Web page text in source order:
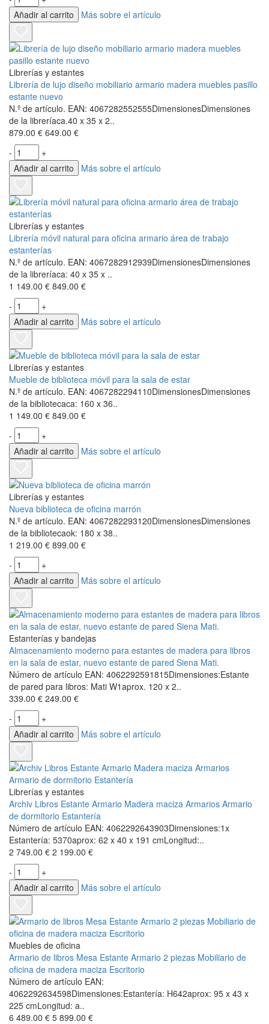
Añadir al carrito
Más sobre el artículo
Librerías y estantes
Librería de lujo diseño mobiliario armario madera muebles pasillo
estante nuevo
N.º de artículo. EAN: 4067282552555DimensionesDimensiones
de la libreríaca.40 x 35 x 2..
879.00 € 649.00 €
-
+
Añadir al carrito
Más sobre el artículo
Librerías y estantes
Librería móvil natural para oficina armario área de trabajo
estanterías
N.º de artículo. EAN: 4067282912939DimensionesDimensiones
de la libreríaca: 40 x 35 x ..
1 149.00 € 849.00 €
-
+
Añadir al carrito
Más sobre el artículo
Librerías y estantes
Mueble de biblioteca móvil para la sala de estar
N.º de artículo. EAN: 4067282294110DimensionesDimensiones
de la bibliotecaca: 160 x 36..
1 149.00 € 849.00 €
-
+
Añadir al carrito
Más sobre el artículo
Librerías y estantes
Nueva biblioteca de oficina marrón
N.º de artículo. EAN: 4067282293120DimensionesDimensiones
de la bibliotecaok: 180 x 38..
1 219.00 € 899.00 €
-
+
Añadir al carrito
Más sobre el artículo
Estanterías y bandejas
Almacenamiento moderno para estantes de madera para libros
en la sala de estar, nuevo estante de pared Siena Mati.
Número de artículo EAN: 4062292591815Dimensiones:Estante
de pared para libros: Mati W1aprox. 120 x 2..
339.00 € 249.00 €
-
+
Añadir al carrito
Más sobre el artículo
Librerías y estantes
Archiv Libros Estante Armario Madera maciza Armarios Armario
de dormitorio Estantería
Número de artículo EAN: 4062292643903Dimensiones:1x
Estantería: 5370aprox: 62 x 40 x 191 cmLongitud:..
2 749.00 € 2 199.00 €
-
+
Añadir al carrito
Más sobre el artículo
Muebles de oficina
Armario de libros Mesa Estante Armario 2 piezas Mobiliario de
oficina de madera maciza Escritorio
Número de artículo EAN:
4062292634598Dimensiones:Estantería: H642aprox: 95 x 43 x
225 cmLongitud: a..
6 489.00 € 5 899.00 €